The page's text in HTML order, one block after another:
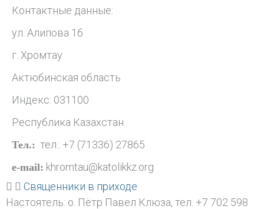
Контактные данные:
ул. Алипова 1б
г. Хромтау
Актюбинская область
Индекс: 031100
Республика Казахстан
Тел.: тел.: +7 (71336) 27865
e-mail: khromtau@katolikkz.org
Священники в приходе
Настоятель: о. Пётр Павел Клюза, тел. +7 702 598